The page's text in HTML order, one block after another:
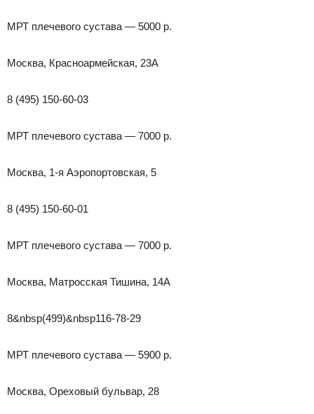
МРТ плечевого сустава — 5000 р.
Москва, Красноармейская, 23А
8 (495) 150-60-03
МРТ плечевого сустава — 7000 р.
Москва, 1-я Аэропортовская, 5
8 (495) 150-60-01
МРТ плечевого сустава — 7000 р.
Москва, Матросская Тишина, 14А
8&nbsp(499)&nbsp116-78-29
МРТ плечевого сустава — 5900 р.
Москва, Ореховый бульвар, 28